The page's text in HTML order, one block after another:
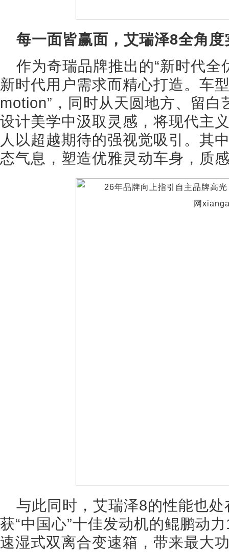
每一面皆赢面，艾瑞泽8全角度
作为奇瑞品牌推出的“新时代全
新时代用户需求而精心打造。车
motion”，同时从天圆地方、留
设计美学中汲取灵感，将现代主
人以超越期待的强视觉吸引。其
态气息，塑造优雅灵动车身，质
与此同时，艾瑞泽8的性能也
获“中国心”十佳发动机的鲲鹏动
速湿式双离合变速箱，带来最大